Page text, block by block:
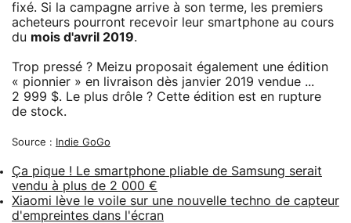
fixé. Si la campagne arrive à son terme, les premiers
acheteurs pourront recevoir leur smartphone au cours
du mois d'avril 2019.
Trop pressé ? Meizu proposait également une édition
« pionnier » en livraison dès janvier 2019 vendue ...
2 999 $. Le plus drôle ? Cette édition est en rupture
de stock.
Source : Indie GoGo
Ça pique ! Le smartphone pliable de Samsung serait
vendu à plus de 2 000 €
Xiaomi lève le voile sur une nouvelle techno de capteur
d'empreintes dans l'écran